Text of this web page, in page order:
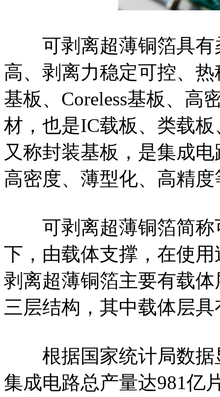
可剥离超薄铜箔具有
高、剥离力稳定可控、
基板、Coreless基板、高
材，也是IC载板、类载
又称封装基板，是集成
高密度、薄型化、高精
可剥离超薄铜箔简称
下，由载体支撑，在使
剥离超薄铜箔主要有载
三层结构，其中载体层
根据国家统计局数据
集成电路总产量达981亿